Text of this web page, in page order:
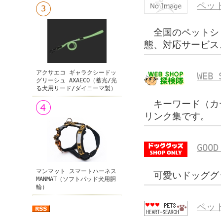
アクサエコ ギャラクシードッ
グリーシュ AXAECO（蓄光/光
る犬用リード/ダイニーマ製）
マンマット スマートハーネス
MANMAT（ソフトパッド犬用胴
輪）
ペッ
全国のペットシ
態、対応サービ
WEB
キーワード（カ
リンク集です。
可愛いドッググ
ペッ